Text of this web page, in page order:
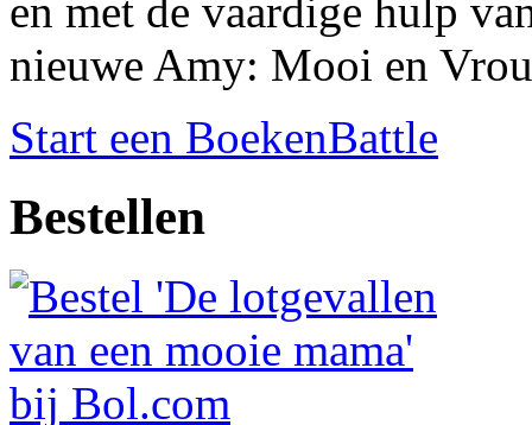
en met de vaardige hulp
nieuwe Amy: Mooi en
Start een BoekenBattle
Bestellen